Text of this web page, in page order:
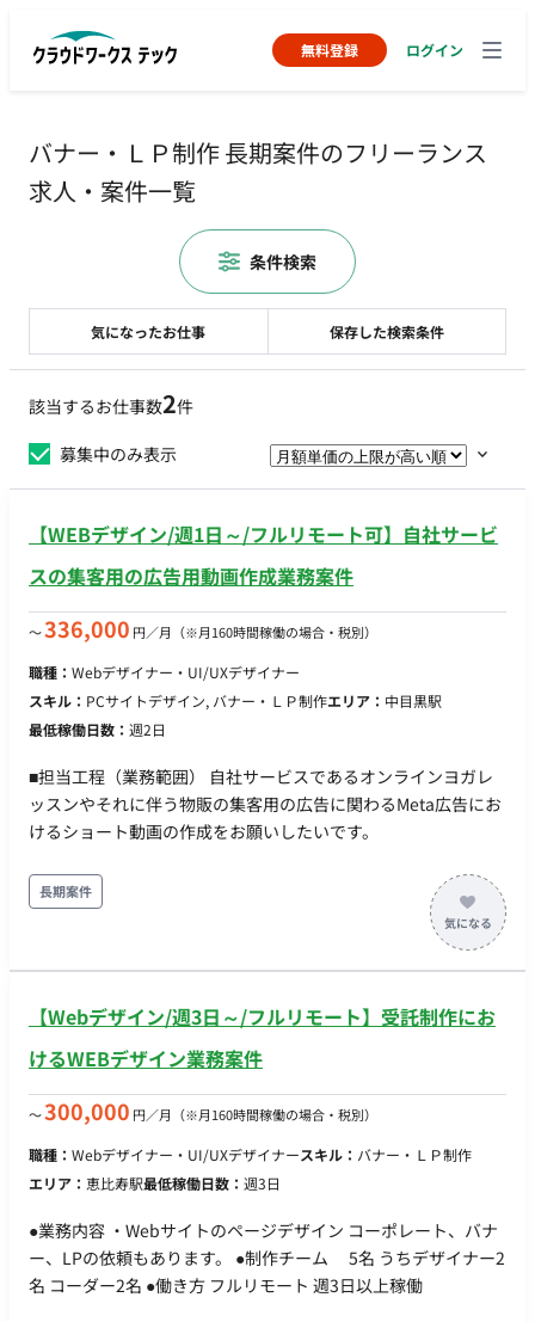
無料登録 ログイン
バナー・ＬＰ制作 長期案件のフリーランス
求人・案件一覧
該当するお仕事数2件
募集中のみ表示
【WEBデザイン/週1日～/フルリモート可】自社サービ
スの集客用の広告用動画作成業務案件
〜336,000 円／月 （※月160時間稼働の場合・税別）
職種： Webデザイナー・UI/UXデザイナー
スキル： PCサイトデザイン, バナー・ＬＰ制作エリア： 中目黒駅
最低稼働日数： 週2日
■担当工程（業務範囲） 自社サービスであるオンラインヨガレ
ッスンやそれに伴う物販の集客用の広告に関わるMeta広告にお
けるショート動画の作成をお願いしたいです。
長期案件
【Webデザイン/週3日～/フルリモート】受託制作にお
けるWEBデザイン業務案件
〜300,000 円／月 （※月160時間稼働の場合・税別）
職種： Webデザイナー・UI/UXデザイナースキル： バナー・ＬＰ制作
エリア： 恵比寿駅最低稼働日数： 週3日
●業務内容 ・Webサイトのページデザイン コーポレート、バナ
ー、LPの依頼もあります。 ●制作チーム 5名 うちデザイナー2
名 コーダー2名 ●働き方 フルリモート 週3日以上稼働
気になったお仕事 保存した検索条件
条件検索